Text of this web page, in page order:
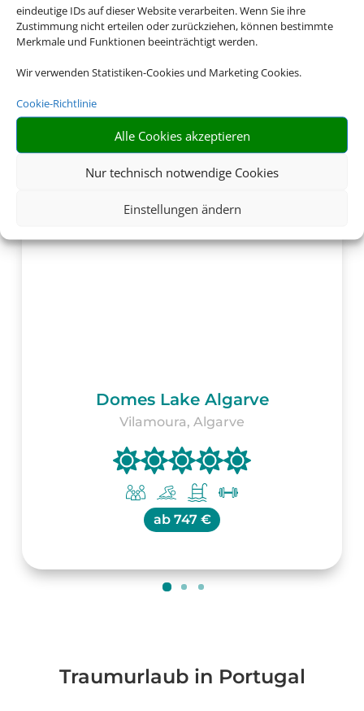
eindeutige IDs auf dieser Website verarbeiten. Wenn Sie ihre
Zustimmung nicht erteilen oder zurückziehen, können bestimmte
Merkmale und Funktionen beeinträchtigt werden.
Wir verwenden Statistiken-Cookies und Marketing Cookies.
Cookie-Richtlinie
Alle Cookies akzeptieren
Nur technisch notwendige Cookies
Einstellungen ändern
Domes Lake Algarve
Vilamoura, Algarve
ab 747 €
Traumurlaub in Portugal